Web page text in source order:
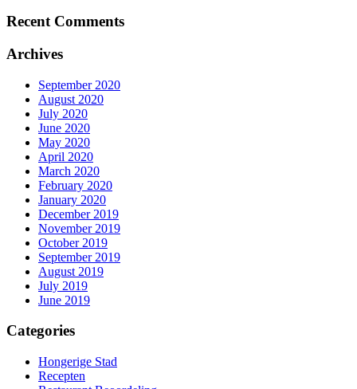
Recent Comments
Archives
September 2020
August 2020
July 2020
June 2020
May 2020
April 2020
March 2020
February 2020
January 2020
December 2019
November 2019
October 2019
September 2019
August 2019
July 2019
June 2019
Categories
Hongerige Stad
Recepten